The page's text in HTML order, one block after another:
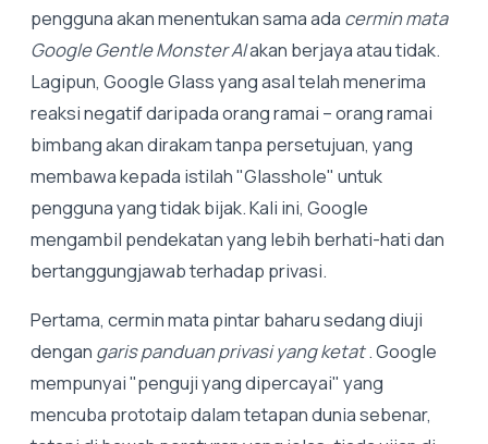
pengguna akan menentukan sama ada cermin mata
Google Gentle Monster AIakan berjaya atau tidak.
Lagipun, Google Glass yang asal telah menerima
reaksi negatif daripada orang ramai – orang ramai
bimbang akan dirakam tanpa persetujuan, yang
membawa kepada istilah "Glasshole" untuk
pengguna yang tidak bijak. Kali ini, Google
mengambil pendekatan yang lebih berhati-hati dan
bertanggungjawab terhadap privasi.
Pertama, cermin mata pintar baharu sedang diuji
dengan garis panduan privasi yang ketat. Google
mempunyai "penguji yang dipercayai" yang
mencuba prototaip dalam tetapan dunia sebenar,